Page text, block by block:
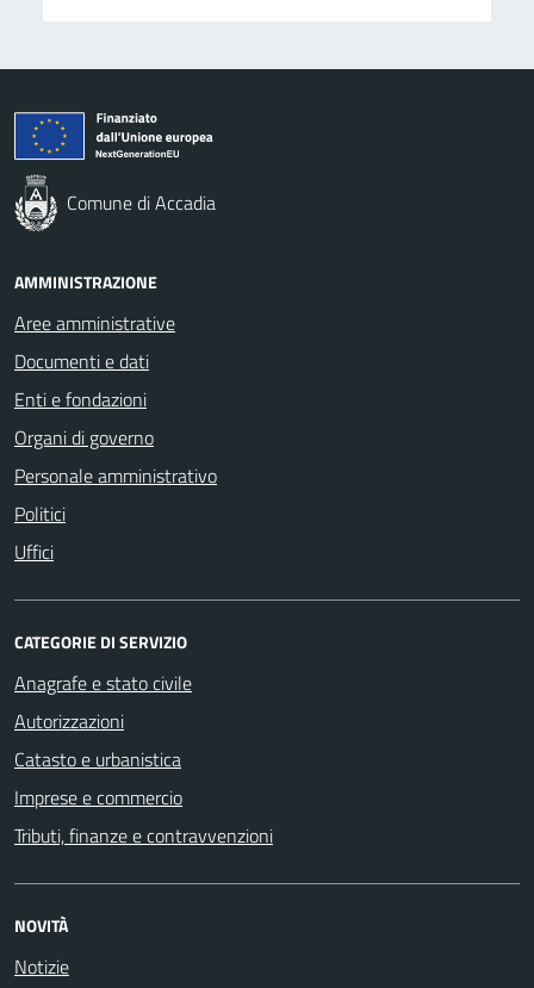
Comune di Accadia
AMMINISTRAZIONE
Aree amministrative
Documenti e dati
Enti e fondazioni
Organi di governo
Personale amministrativo
Politici
Uffici
CATEGORIE DI SERVIZIO
Anagrafe e stato civile
Autorizzazioni
Catasto e urbanistica
Imprese e commercio
Tributi, finanze e contravvenzioni
NOVITÀ
Notizie